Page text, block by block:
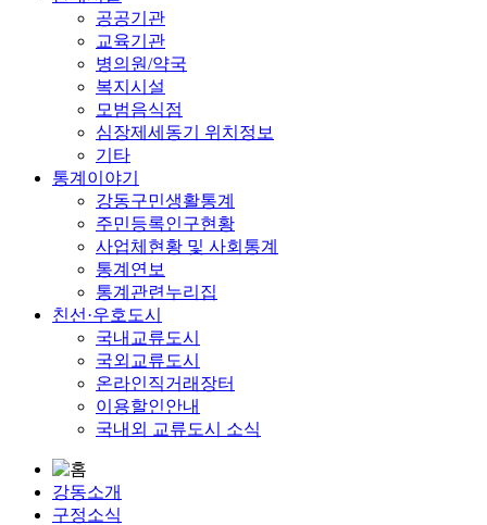
공공기관
교육기관
병의원/약국
복지시설
모범음식점
심장제세동기 위치정보
기타
통계이야기
강동구민생활통계
주민등록인구현황
사업체현황 및 사회통계
통계연보
통계관련누리집
친선·우호도시
국내교류도시
국외교류도시
온라인직거래장터
이용할인안내
국내외 교류도시 소식
강동소개
구정소식